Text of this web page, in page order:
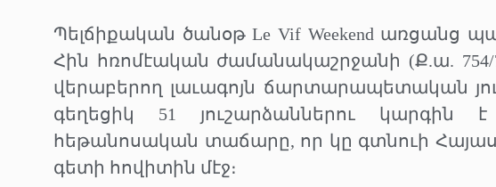
Պելճիքական ծանօթ Le Vif Weekend
Հին հռոմէական ժամանակաշրջանի (Ք.ա. 754/
վերաբերող լաւագոյն ճարտարապետական
գեղեցիկ 51 յուշարձաններու
հեթանոսական տաճարը, որ կը գտնուի
գետի հովիտին մէջ։